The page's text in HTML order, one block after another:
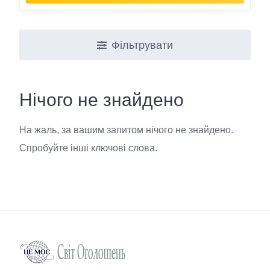
Фільтрувати
Нічого не знайдено
На жаль, за вашим запитом нічого не знайдено.
Спробуйте інші ключові слова.